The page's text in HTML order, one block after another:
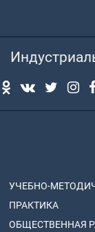
УЧЕБНО-
ПРАКТИКА
ОБЩЕСТВЕННАЯ